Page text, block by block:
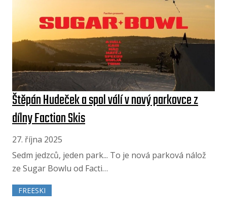
Štěpán Hudeček a spol válí v nový parkovce z
dílny Faction Skis
27. října 2025
Sedm jedzců, jeden park... To je nová parková nálož
ze Sugar Bowlu od Facti…
FREESKI